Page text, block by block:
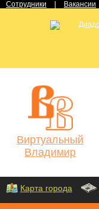
Сотрудники Вакансии
Виртуальный
Владимир
Карта города